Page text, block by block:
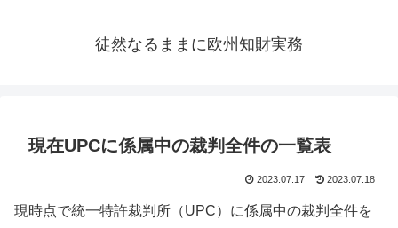
徒然なるままに欧州知財実務
現在UPCに係属中の裁判全件の一覧表
2023.07.17 2023.07.18
現時点で統一特許裁判所（UPC）に係属中の裁判全件を